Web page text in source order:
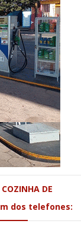
DE
dos telefones: